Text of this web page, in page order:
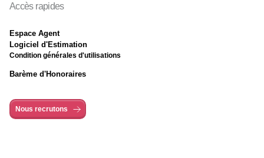
Accès rapides
Espace Agent
Logiciel d'Estimation
Condition générales d'utilisations
Barème d'Honoraires
Nous recrutons